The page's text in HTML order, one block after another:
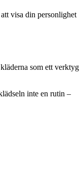
visa din personlighet
som ett verktyg
inte en rutin –